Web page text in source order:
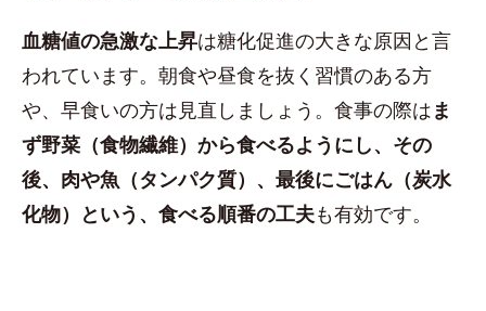
血糖値の急激な上昇は糖化促進の大きな原因と言
われています。朝食や昼食を抜く習慣のある方
や、早食いの方は見直しましょう。食事の際はま
ず野菜（食物繊維）から食べるようにし、その
後、肉や魚（タンパク質）、最後にごはん（炭水
化物）という、食べる順番の工夫も有効です。